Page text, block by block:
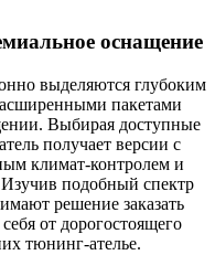
оснащение
выделяются глубоким
пакетами
Выбирая доступные
получает версии с
климат-контролем и
подобный спектр
решение заказать
от дорогостоящего
тюнинг-ателье.